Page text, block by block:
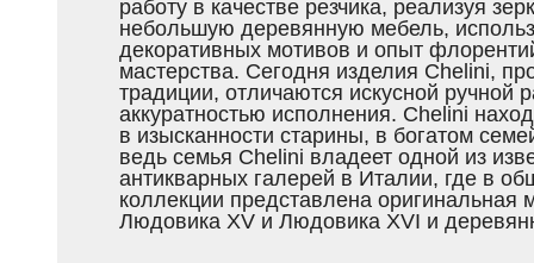
работу в качестве резчика, реализуя
небольшую деревянную мебель,
декоративных мотивов и опыт
мастерства. Сегодня изделия Chelini,
традиции, отличаются искусной ручной
аккуратностью исполнения. Chelini
в изысканности старины, в богатом
ведь семья Chelini владеет одной из
антикварных галерей в Италии, где в
коллекции представлена оригинальная
Людовика XV и Людовика XVI и